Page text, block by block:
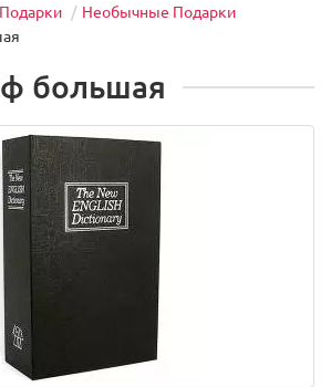
Необычные Подарки
большая